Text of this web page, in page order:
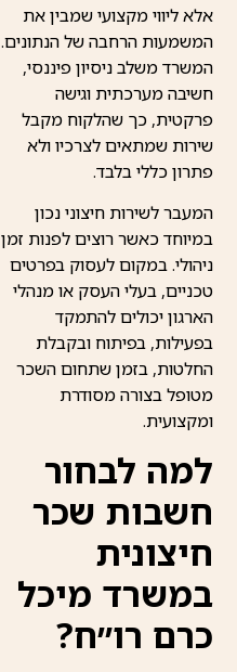
אלא ליווי מקצועי שמבין את
המשמעות הרחבה של הנתונים.
המשרד משלב ניסיון פיננסי,
חשיבה מערכתית וגישה
פרקטית, כך שהלקוח מקבל
שירות שמתאים לצרכיו ולא
פתרון כללי בלבד.
המעבר לשירות חיצוני נכון
במיוחד כאשר רוצים לפנות זמן
ניהולי. במקום לעסוק בפרטים
טכניים, בעלי העסק או מנהלי
הארגון יכולים להתמקד
בפעילות, בפיתוח ובקבלת
החלטות, בזמן שתחום השכר
מטופל בצורה מסודרת
ומקצועית.
למה לבחור
חשבות שכר
חיצונית
במשרד מיכל
כרם רו״ח?